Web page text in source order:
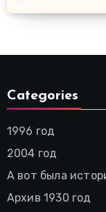
Categories
1996 год
2004 год
А вот была
Архив 1930 год